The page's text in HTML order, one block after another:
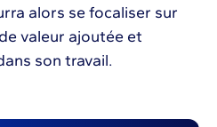
alors se focaliser sur
valeur ajoutée et
son travail.